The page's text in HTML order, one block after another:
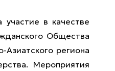
в качестве
Общества
региона
Мероприятия